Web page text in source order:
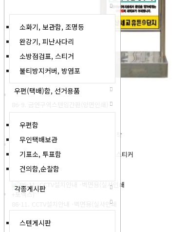
소화기, 보관함, 조명등
완강기, 피난사다리
소방점검표, 스티거
불티방지커버, 방염포
우편(택배)함, 선거용품
우편함
무인택배보관
기표소, 투표함
건의함,순찰함
각종게시판
스텐게시판
165,000원
86-10. CCTV설치안내 no1-유리문부착 스티커
1,650원
86-11. CCTV설치안내 -벽면용(실사인쇄
4,400원